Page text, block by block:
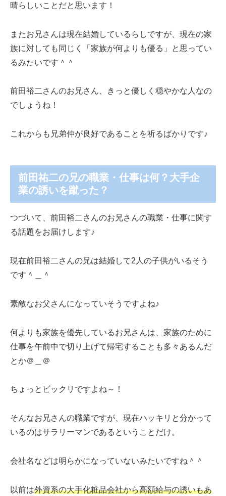
晴らしいことだと思います！
またお兄さんは現在結婚しているらしですが、現在の家
族に対しても同じく「家族が何よりも優る」と思ってい
るみたいです＾＾
前田裕二さんのお兄さん、きっと優しく穏やかな人なの
でしょうね！
これからも兄弟仲が良好であることを祈るばかりです♪
前田祐二の兄の職業・仕事は何？大手企
業の誘いを蹴った？
つづいて、前田裕二さんのお兄さんの職業・仕事に関す
る話題をお届けします♪
現在前田裕二さんの兄は結婚して2人の子供がいるそう
です＾＿＾
素敵なお父さんになっていそうですよね♪
何よりも家族を優先しているお兄さんは、家族のために
仕事を午前中で切り上げて帰宅することも多々あるんだ
とか＠＿＠
ちょっとビックリですよね～！
そんなお兄さんの職業ですが、現在ハッキリと分かって
いるのはサラリーマンであるということだけ。
会社名などは明らかになっていないみたいですね＾＾
以前は外資系の大手化粧品会社から高額給与の誘いもあ